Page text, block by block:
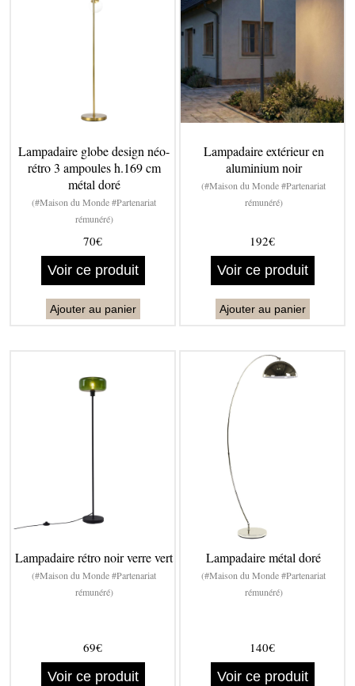
Lampadaire globe design néo-
rétro 3 ampoules h.169 cm
métal doré
(#Maison du Monde #Partenariat
rémunéré)
70€
Voir ce produit
Ajouter au panier
Lampadaire extérieur en
aluminium noir
(#Maison du Monde #Partenariat
rémunéré)
192€
Voir ce produit
Ajouter au panier
Lampadaire rétro noir verre vert
(#Maison du Monde #Partenariat
rémunéré)
69€
Voir ce produit
Lampadaire métal doré
(#Maison du Monde #Partenariat
rémunéré)
140€
Voir ce produit